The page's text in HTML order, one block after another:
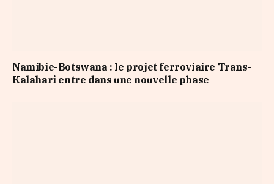
Namibie-Botswana : le projet ferroviaire Trans-
Kalahari entre dans une nouvelle phase